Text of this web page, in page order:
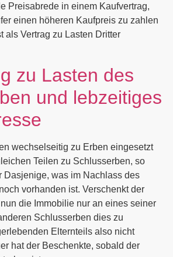
Preisabrede in einem Kaufvertrag,
einen höheren Kaufpreis zu zahlen
als Vertrag zu Lasten Dritter
zu Lasten des
und lebzeitiges
wechselseitig zu Erben eingesetzt
Teilen zu Schlusserben, so
Dasjenige, was im Nachlass des
vorhanden ist. Verschenkt der
die Immobilie nur an eines seiner
Schlusserben dies zu
Elternteils also nicht
hat der Beschenkte, sobald der